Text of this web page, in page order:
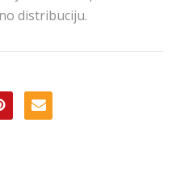
distribuciju.